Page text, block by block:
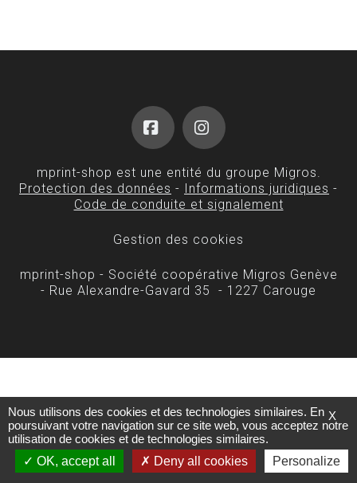
FacebookInstagram
mprint-shop est une entité du groupe Migros.
Protection des données - Informations juridiques -
Code de conduite et signalement
Gestion des cookies
mprint-shop - Société coopérative Migros Genève
- Rue Alexandre-Gavard 35 - 1227 Carouge
X
Nous utilisons des cookies et des technologies similaires. En
poursuivant votre navigation sur ce site web, vous acceptez notre
utilisation de cookies et de technologies similaires.
OK, accept all
Deny all cookies Personalize